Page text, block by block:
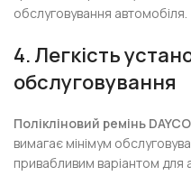
обслуговування автомобіля.
4. Легкість
обслуговування
Полікліновий ремінь DAYCO
вимагає мінімум
привабливим варіантом для